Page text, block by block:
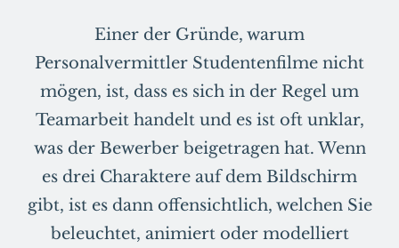
Einer der Gründe, warum
Personalvermittler Studentenfilme nicht
mögen, ist, dass es sich in der Regel um
Teamarbeit handelt und es ist oft unklar,
was der Bewerber beigetragen hat. Wenn
es drei Charaktere auf dem Bildschirm
gibt, ist es dann offensichtlich, welchen Sie
beleuchtet, animiert oder modelliert